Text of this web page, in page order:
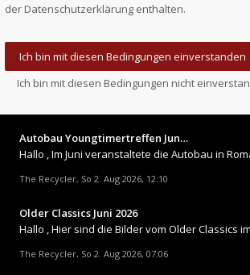
der Datenschutzerklärung enthalten.
Autobau Youngtimertreffen Jun…
The Recycler, So 2. Aug 2026, 12:10
Older Classics Juni 2026
The Recycler, So 2. Aug 2026, 07:06